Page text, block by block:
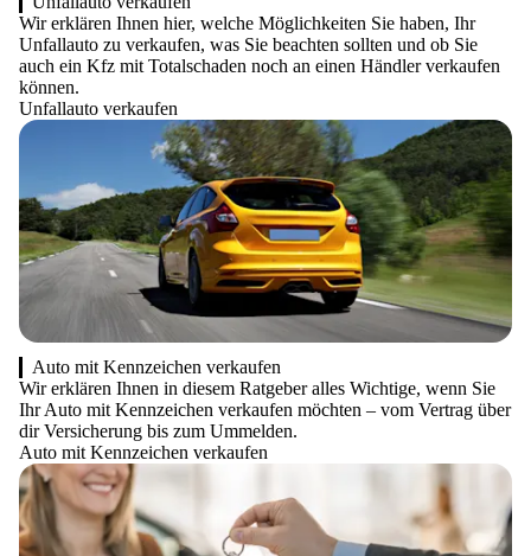
Wir erklären Ihnen hier, welche Möglichkeiten Sie haben, Ihr
Unfallauto zu verkaufen, was Sie beachten sollten und ob Sie
auch ein Kfz mit Totalschaden noch an einen Händler verkaufen
können.
Unfallauto verkaufen
Auto mit Kennzeichen verkaufen
Wir erklären Ihnen in diesem Ratgeber alles Wichtige, wenn Sie
Ihr Auto mit Kennzeichen verkaufen möchten – vom Vertrag über
dir Versicherung bis zum Ummelden.
Auto mit Kennzeichen verkaufen